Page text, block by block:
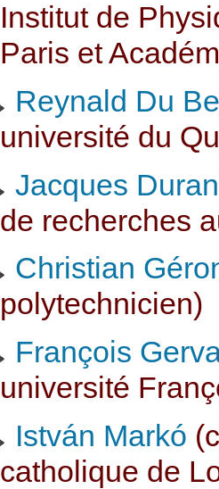
Institut de
Paris et
Reynald Du
université du
Jacques Duran
de recherches
Christian
polytechnicien)
François
université
István Markó
catholique de